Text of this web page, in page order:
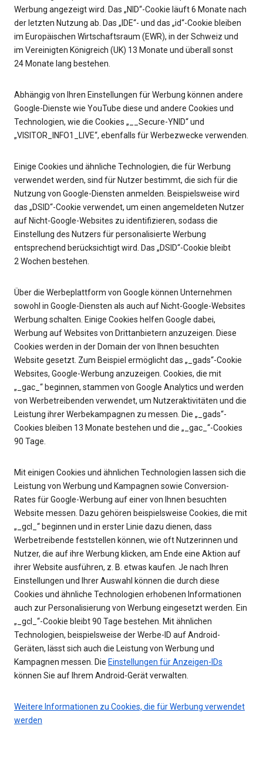
Werbung angezeigt wird. Das „NID“-Cookie läuft 6 Monate nach
der letzten Nutzung ab. Das „IDE“- und das „id“-Cookie bleiben
im Europäischen Wirtschaftsraum (EWR), in der Schweiz und
im Vereinigten Königreich (UK) 13 Monate und überall sonst
24 Monate lang bestehen.
Abhängig von Ihren Einstellungen für Werbung können andere
Google-Dienste wie YouTube diese und andere Cookies und
Technologien, wie die Cookies „__Secure-YNID“ und
„VISITOR_INFO1_LIVE“, ebenfalls für Werbezwecke verwenden.
Einige Cookies und ähnliche Technologien, die für Werbung
verwendet werden, sind für Nutzer bestimmt, die sich für die
Nutzung von Google-Diensten anmelden. Beispielsweise wird
das „DSID“-Cookie verwendet, um einen angemeldeten Nutzer
auf Nicht-Google-Websites zu identifizieren, sodass die
Einstellung des Nutzers für personalisierte Werbung
entsprechend berücksichtigt wird. Das „DSID“-Cookie bleibt
2 Wochen bestehen.
Über die Werbeplattform von Google können Unternehmen
sowohl in Google-Diensten als auch auf Nicht-Google-Websites
Werbung schalten. Einige Cookies helfen Google dabei,
Werbung auf Websites von Drittanbietern anzuzeigen. Diese
Cookies werden in der Domain der von Ihnen besuchten
Website gesetzt. Zum Beispiel ermöglicht das „_gads“-Cookie
Websites, Google-Werbung anzuzeigen. Cookies, die mit
„_gac_“ beginnen, stammen von Google Analytics und werden
von Werbetreibenden verwendet, um Nutzeraktivitäten und die
Leistung ihrer Werbekampagnen zu messen. Die „_gads“-
Cookies bleiben 13 Monate bestehen und die „_gac_“-Cookies
90 Tage.
Mit einigen Cookies und ähnlichen Technologien lassen sich die
Leistung von Werbung und Kampagnen sowie Conversion-
Rates für Google-Werbung auf einer von Ihnen besuchten
Website messen. Dazu gehören beispielsweise Cookies, die mit
„_gcl_“ beginnen und in erster Linie dazu dienen, dass
Werbetreibende feststellen können, wie oft Nutzerinnen und
Nutzer, die auf ihre Werbung klicken, am Ende eine Aktion auf
ihrer Website ausführen, z. B. etwas kaufen. Je nach Ihren
Einstellungen und Ihrer Auswahl können die durch diese
Cookies und ähnliche Technologien erhobenen Informationen
auch zur Personalisierung von Werbung eingesetzt werden. Ein
„_gcl_“-Cookie bleibt 90 Tage bestehen. Mit ähnlichen
Technologien, beispielsweise der Werbe-ID auf Android-
Geräten, lässt sich auch die Leistung von Werbung und
Kampagnen messen. Die Einstellungen für Anzeigen-IDs
können Sie auf Ihrem Android-Gerät verwalten.
Weitere Informationen zu Cookies, die für Werbung verwendet
werden